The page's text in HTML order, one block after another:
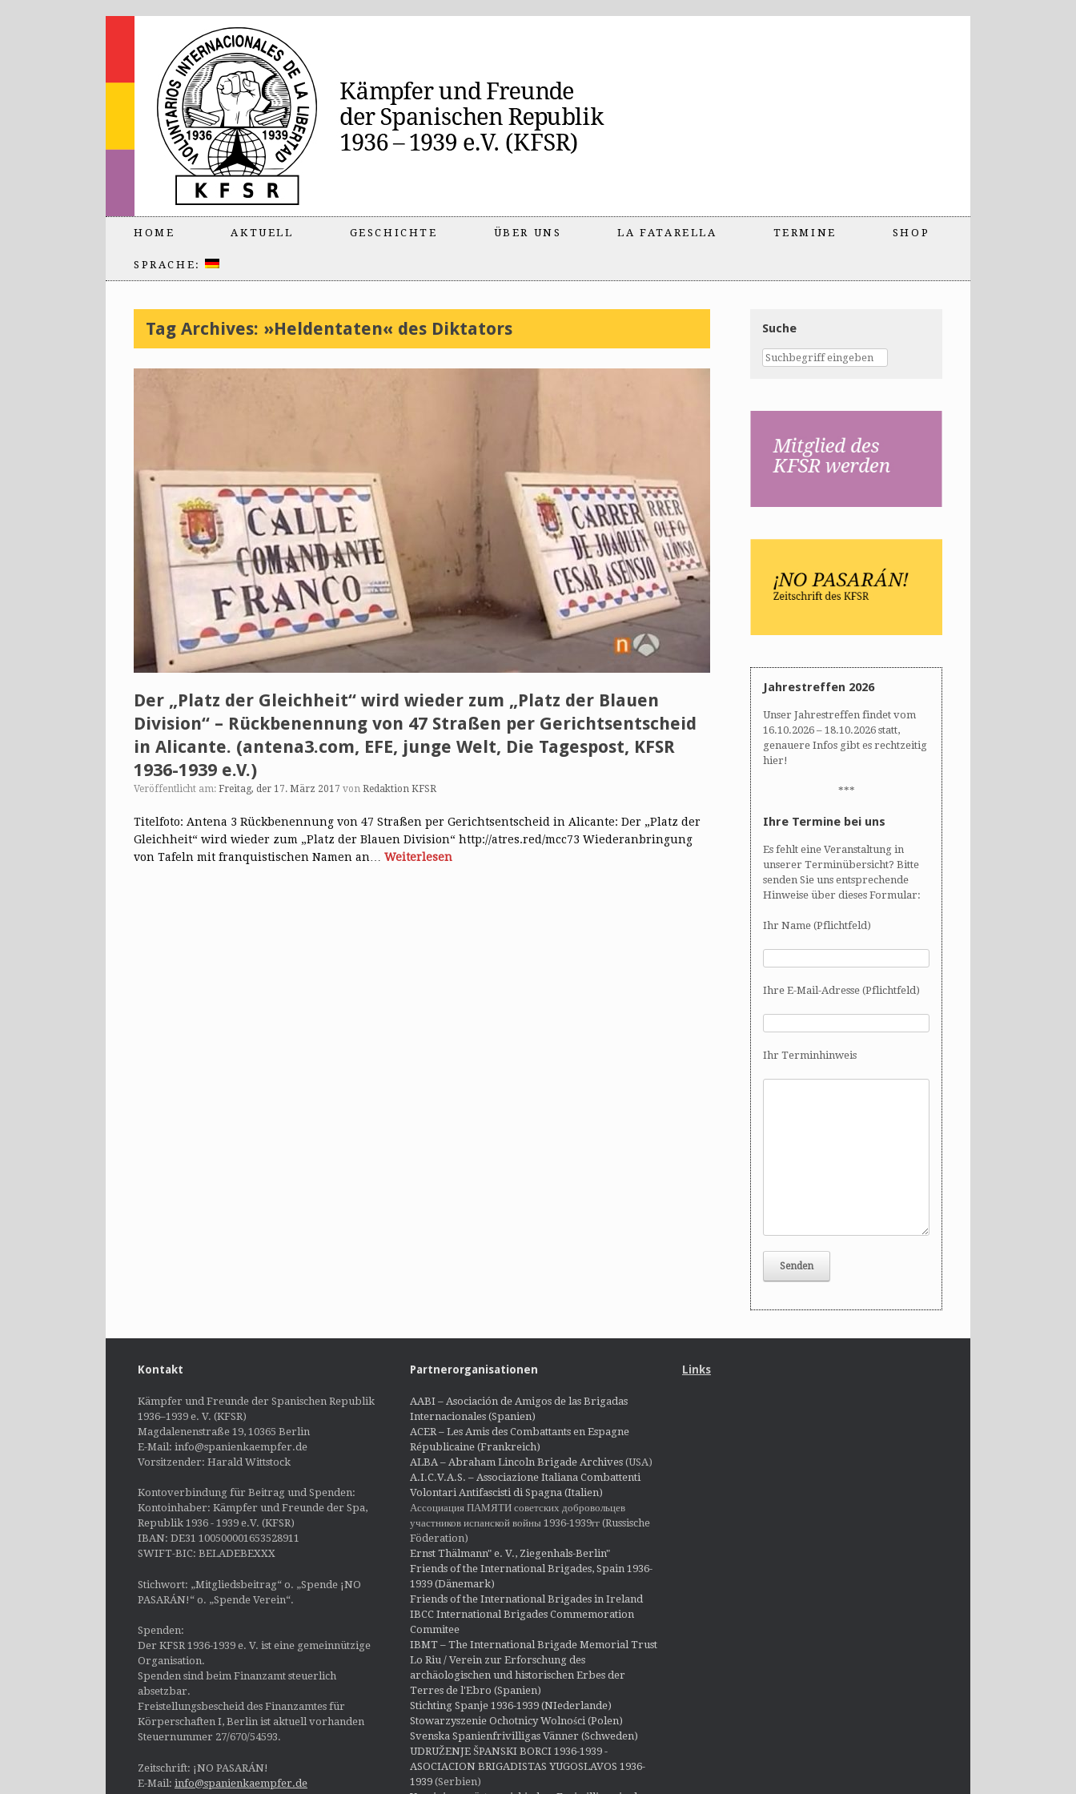
HOME AKTUELL GESCHICHTE ÜBER UNS LA FATARELLA TERMINE SHOP
SPRACHE:
Tag Archives: »Heldentaten« des Diktators
Der „Platz der Gleichheit“ wird wieder zum „Platz der Blauen
Division“ – Rückbenennung von 47 Straßen per Gerichtsentscheid
in Alicante. (antena3.com, EFE, junge Welt, Die Tagespost, KFSR
1936-1939 e.V.)
Veröffentlicht am: Freitag, der 17. März 2017 von Redaktion KFSR
Titelfoto: Antena 3 Rückbenennung von 47 Straßen per Gerichtsentscheid in Alicante: Der „Platz der
Gleichheit“ wird wieder zum „Platz der Blauen Division“ http://atres.red/mcc73 Wiederanbringung
von Tafeln mit franquistischen Namen an… Weiterlesen
Suche
Jahrestreffen 2026
Unser Jahrestreffen findet vom
16.10.2026 – 18.10.2026 statt,
genauere Infos gibt es rechtzeitig
hier!
***
Ihre Termine bei uns
Es fehlt eine Veranstaltung in
unserer Terminübersicht? Bitte
senden Sie uns entsprechende
Hinweise über dieses Formular:
Ihr Name (Pflichtfeld)
Ihre E-Mail-Adresse (Pflichtfeld)
Ihr Terminhinweis
Kontakt
Kämpfer und Freunde der Spanischen Republik
1936–1939 e. V. (KFSR)
Magdalenenstraße 19, 10365 Berlin
E-Mail: info@spanienkaempfer.de
Vorsitzender: Harald Wittstock
Kontoverbindung für Beitrag und Spenden:
Kontoinhaber: Kämpfer und Freunde der Spa,
Republik 1936 - 1939 e.V. (KFSR)
IBAN: DE31 100500001653528911
SWIFT-BIC: BELADEBEXXX
Stichwort: „Mitgliedsbeitrag“ o. „Spende ¡NO
PASARÁN!“ o. „Spende Verein“.
Spenden:
Der KFSR 1936-1939 e. V. ist eine gemeinnützige
Organisation.
Spenden sind beim Finanzamt steuerlich
absetzbar.
Freistellungsbescheid des Finanzamtes für
Körperschaften I, Berlin ist aktuell vorhanden
Steuernummer 27/670/54593.
Zeitschrift: ¡NO PASARÁN!
E-Mail: info@spanienkaempfer.de
Partnerorganisationen
AABI – Asociación de Amigos de las Brigadas
Internacionales (Spanien)
ACER – Les Amis des Combattants en Espagne
Républicaine (Frankreich)
ALBA – Abraham Lincoln Brigade Archives(USA)
A.I.C.V.A.S. – Associazione Italiana Combattenti
Volontari Antifascisti di Spagna (Italien)
Ассоциация ПАМЯТИ советских добровольцев
участников испанской войны 1936-1939гг (Russische
Föderation)
Ernst Thälmann" e. V., Ziegenhals-Berlin"
Friends of the International Brigades, Spain 1936-
1939 (Dänemark)
Friends of the International Brigades in Ireland
IBCC International Brigades Commemoration
Commitee
IBMT – The International Brigade Memorial Trust
Lo Riu / Verein zur Erforschung des
archäologischen und historischen Erbes der
Terres de l'Ebro (Spanien)
Stichting Spanje 1936-1939 (NIederlande)
Stowarzyszenie Ochotnicy Wolności (Polen)
Svenska Spanienfrivilligas Vänner (Schweden)
UDRUŽENJE ŠPANSKI BORCI 1936-1939 -
ASOCIACION BRIGADISTAS YUGOSLAVOS 1936-
1939(Serbien)
Links